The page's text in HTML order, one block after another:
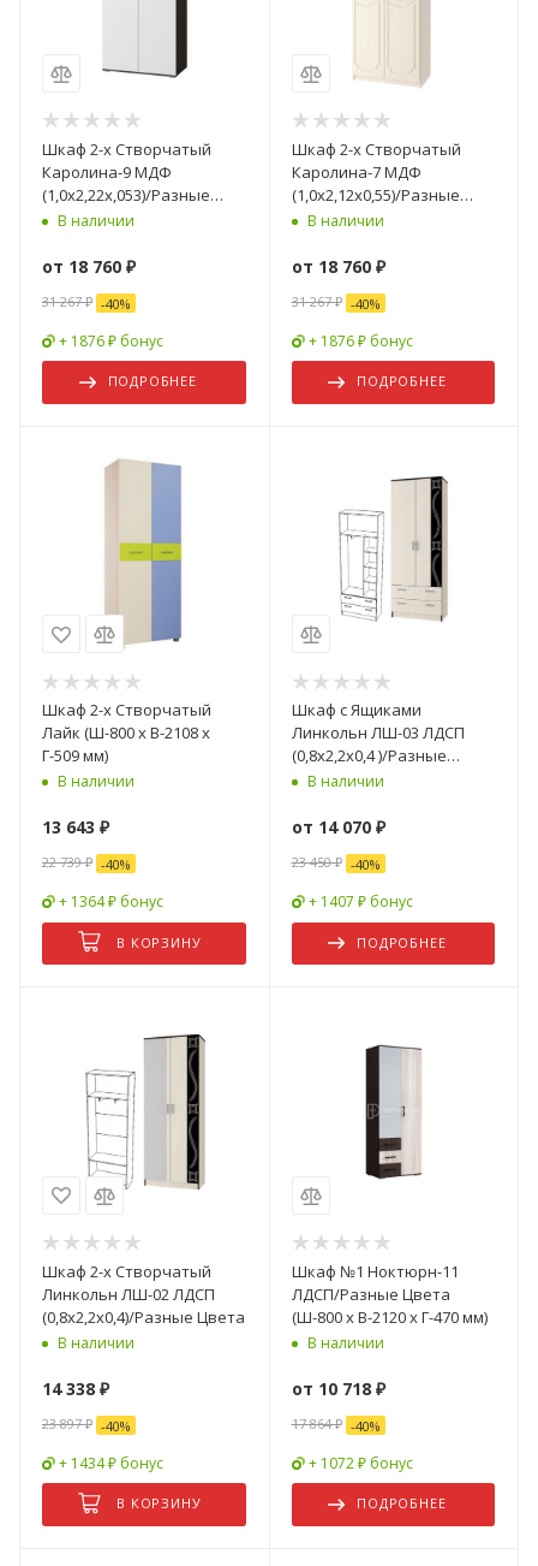
Шкаф 2-х Створчатый
Каролина-9 МДФ
(1,0х2,22х,053)/Разные
Цвета
В наличии
от 18 760 ₽
31 267 ₽ -40%
+ 1876 ₽ бонус
ПОДРОБНЕЕ
Шкаф 2-х Створчатый
Каролина-7 МДФ
(1,0х2,12х0,55)/Разные
Цвета
В наличии
от 18 760 ₽
31 267 ₽ -40%
+ 1876 ₽ бонус
ПОДРОБНЕЕ
Шкаф 2-х Створчатый
Лайк (Ш-800 х В-2108 х
Г-509 мм)
В наличии
13 643 ₽
22 739₽ -40%
+ 1364 ₽ бонус
В КОРЗИНУ
Шкаф с Ящиками
Линкольн ЛШ-03 ЛДСП
(0,8х2,2х0,4 )/Разные
Цвета
В наличии
от 14 070 ₽
23 450 ₽ -40%
+ 1407 ₽ бонус
ПОДРОБНЕЕ
Шкаф 2-х Створчатый
Линкольн ЛШ-02 ЛДСП
(0,8х2,2х0,4)/Разные Цвета
В наличии
14 338 ₽
23 897₽ -40%
+ 1434 ₽ бонус
В КОРЗИНУ
Шкаф №1 Ноктюрн-11
ЛДСП/Разные Цвета
(Ш-800 х В-2120 х Г-470 мм)
В наличии
от 10 718 ₽
17 864 ₽ -40%
+ 1072 ₽ бонус
ПОДРОБНЕЕ